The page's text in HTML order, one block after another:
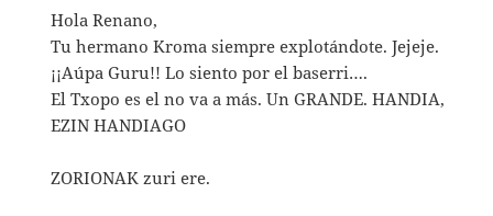
Hola Renano,
Tu hermano Kroma siempre explotándote. Jejeje.
¡¡Aúpa Guru!! Lo siento por el baserri….
El Txopo es el no va a más. Un GRANDE. HANDIA,
EZIN HANDIAGO
ZORIONAK zuri ere.